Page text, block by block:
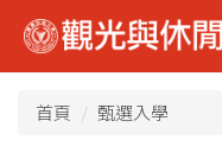
到
主
首頁 甄選入學